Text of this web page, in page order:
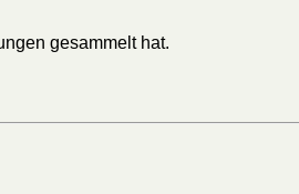
gesammelt hat.